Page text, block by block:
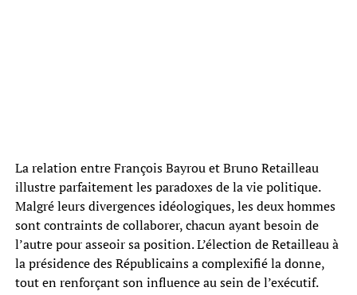
La relation entre François Bayrou et Bruno Retailleau
illustre parfaitement les paradoxes de la vie politique.
Malgré leurs divergences idéologiques, les deux hommes
sont contraints de collaborer, chacun ayant besoin de
l’autre pour asseoir sa position. L’élection de Retailleau à
la présidence des Républicains a complexifié la donne,
tout en renforçant son influence au sein de l’exécutif.